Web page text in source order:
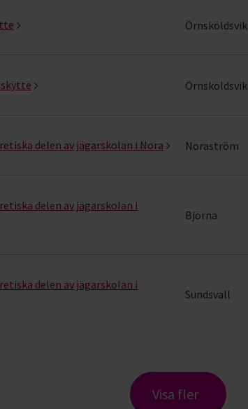
Örnsköldsvik
Örnsköldsvik
delen av jägarskolan i Nora Noraström
delen av jägarskolan i
Björna
delen av jägarskolan i
Sundsvall
Visa fler